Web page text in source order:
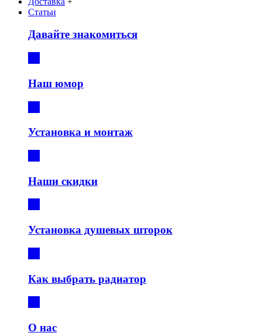
Статьи
Давайте знакомиться
Наш юмор
Установка и монтаж
Наши скидки
Установка душевых шторок
Как выбрать радиатор
О нас